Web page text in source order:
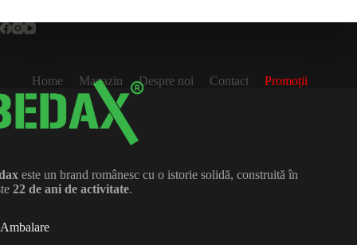
Home Magazin Despre noi Contact Promoții
este un brand românesc cu o istorie solidă, construită în
22 de ani de activitate.
Ambalare